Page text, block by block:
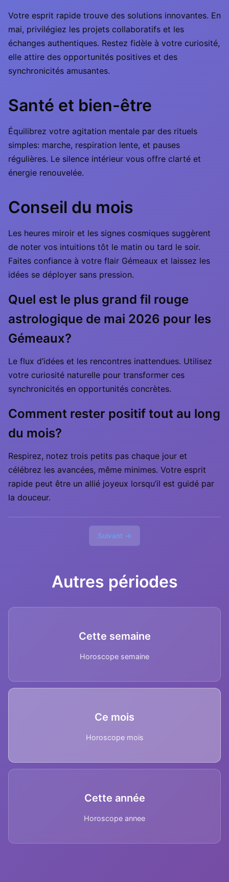
Votre esprit rapide trouve des solutions innovantes. En
mai, privilégiez les projets collaboratifs et les
échanges authentiques. Restez fidèle à votre curiosité,
elle attire des opportunités positives et des
synchronicités amusantes.
Santé et bien-être
Équilibrez votre agitation mentale par des rituels
simples: marche, respiration lente, et pauses
régulières. Le silence intérieur vous offre clarté et
énergie renouvelée.
Conseil du mois
Les heures miroir et les signes cosmiques suggèrent
de noter vos intuitions tôt le matin ou tard le soir.
Faites confiance à votre flair Gémeaux et laissez les
idées se déployer sans pression.
Quel est le plus grand fil rouge
astrologique de mai 2026 pour les
Gémeaux?
Le flux d’idées et les rencontres inattendues. Utilisez
votre curiosité naturelle pour transformer ces
synchronicités en opportunités concrètes.
Comment rester positif tout au long
du mois?
Respirez, notez trois petits pas chaque jour et
célébrez les avancées, même minimes. Votre esprit
rapide peut être un allié joyeux lorsqu’il est guidé par
la douceur.
Suivant →
Autres périodes
Cette semaine
Horoscope semaine
Ce mois
Horoscope mois
Cette année
Horoscope annee